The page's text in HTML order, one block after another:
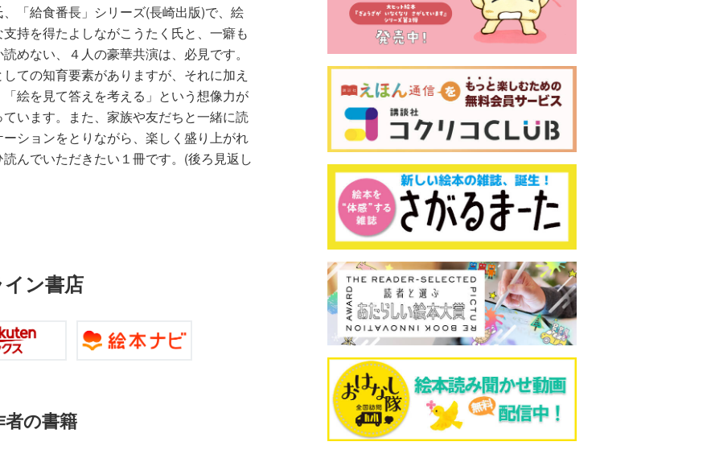
「給食番長」シリーズ(長崎出版)で、絵
持を得たよしながこうたく氏と、一癖も
めない、４人の豪華共演は、必見です。
ての知育要素がありますが、それに加え
絵を見て答えを考える」という想像力が
います。また、家族や友だちと一緒に読
ションをとりながら、楽しく盛り上がれ
んでいただきたい１冊です。(後ろ見返し
ン書店
者の書籍